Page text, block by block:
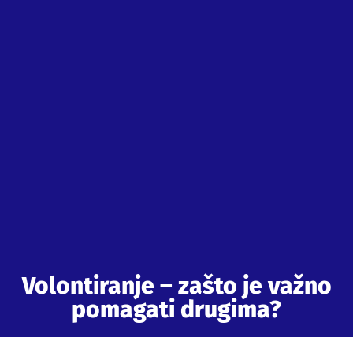
Volontiranje – zašto je važno
pomagati drugima?